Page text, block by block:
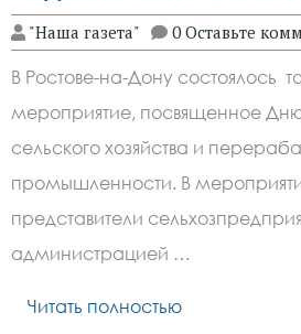
"Наша газета" 0 Оставьте
В Ростове-на-Дону состоялось
мероприятие, посвященное
сельского хозяйства и
промышленности. В
представители
администрацией …
Читать полностью